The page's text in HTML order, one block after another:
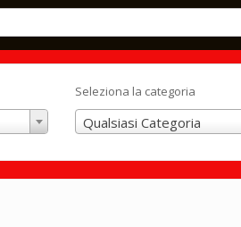
Seleziona la categoria
Qualsiasi Categoria